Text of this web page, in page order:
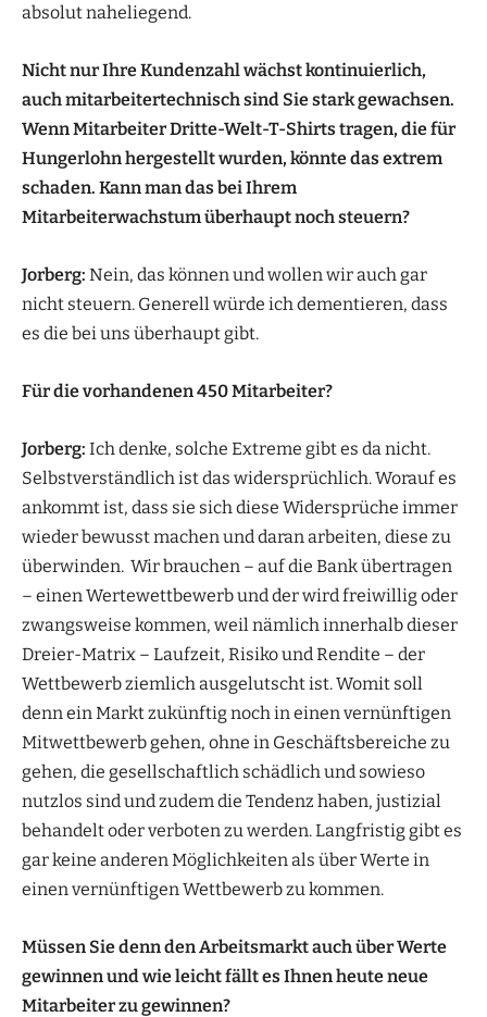
absolut naheliegend.
Nicht nur Ihre Kundenzahl wächst kontinuierlich,
auch mitarbeitertechnisch sind Sie stark gewachsen.
Wenn Mitarbeiter Dritte-Welt-T-Shirts tragen, die für
Hungerlohn hergestellt wurden, könnte das extrem
schaden. Kann man das bei Ihrem
Mitarbeiterwachstum überhaupt noch steuern?
Jorberg: Nein, das können und wollen wir auch gar
nicht steuern. Generell würde ich dementieren, dass
es die bei uns überhaupt gibt.
Für die vorhandenen 450 Mitarbeiter?
Jorberg: Ich denke, solche Extreme gibt es da nicht.
Selbstverständlich ist das widersprüchlich. Worauf es
ankommt ist, dass sie sich diese Widersprüche immer
wieder bewusst machen und daran arbeiten, diese zu
überwinden. Wir brauchen – auf die Bank übertragen
– einen Wertewettbewerb und der wird freiwillig oder
zwangsweise kommen, weil nämlich innerhalb dieser
Dreier-Matrix – Laufzeit, Risiko und Rendite – der
Wettbewerb ziemlich ausgelutscht ist. Womit soll
denn ein Markt zukünftig noch in einen vernünftigen
Mitwettbewerb gehen, ohne in Geschäftsbereiche zu
gehen, die gesellschaftlich schädlich und sowieso
nutzlos sind und zudem die Tendenz haben, justizial
behandelt oder verboten zu werden. Langfristig gibt es
gar keine anderen Möglichkeiten als über Werte in
einen vernünftigen Wettbewerb zu kommen.
Müssen Sie denn den Arbeitsmarkt auch über Werte
gewinnen und wie leicht fällt es Ihnen heute neue
Mitarbeiter zu gewinnen?